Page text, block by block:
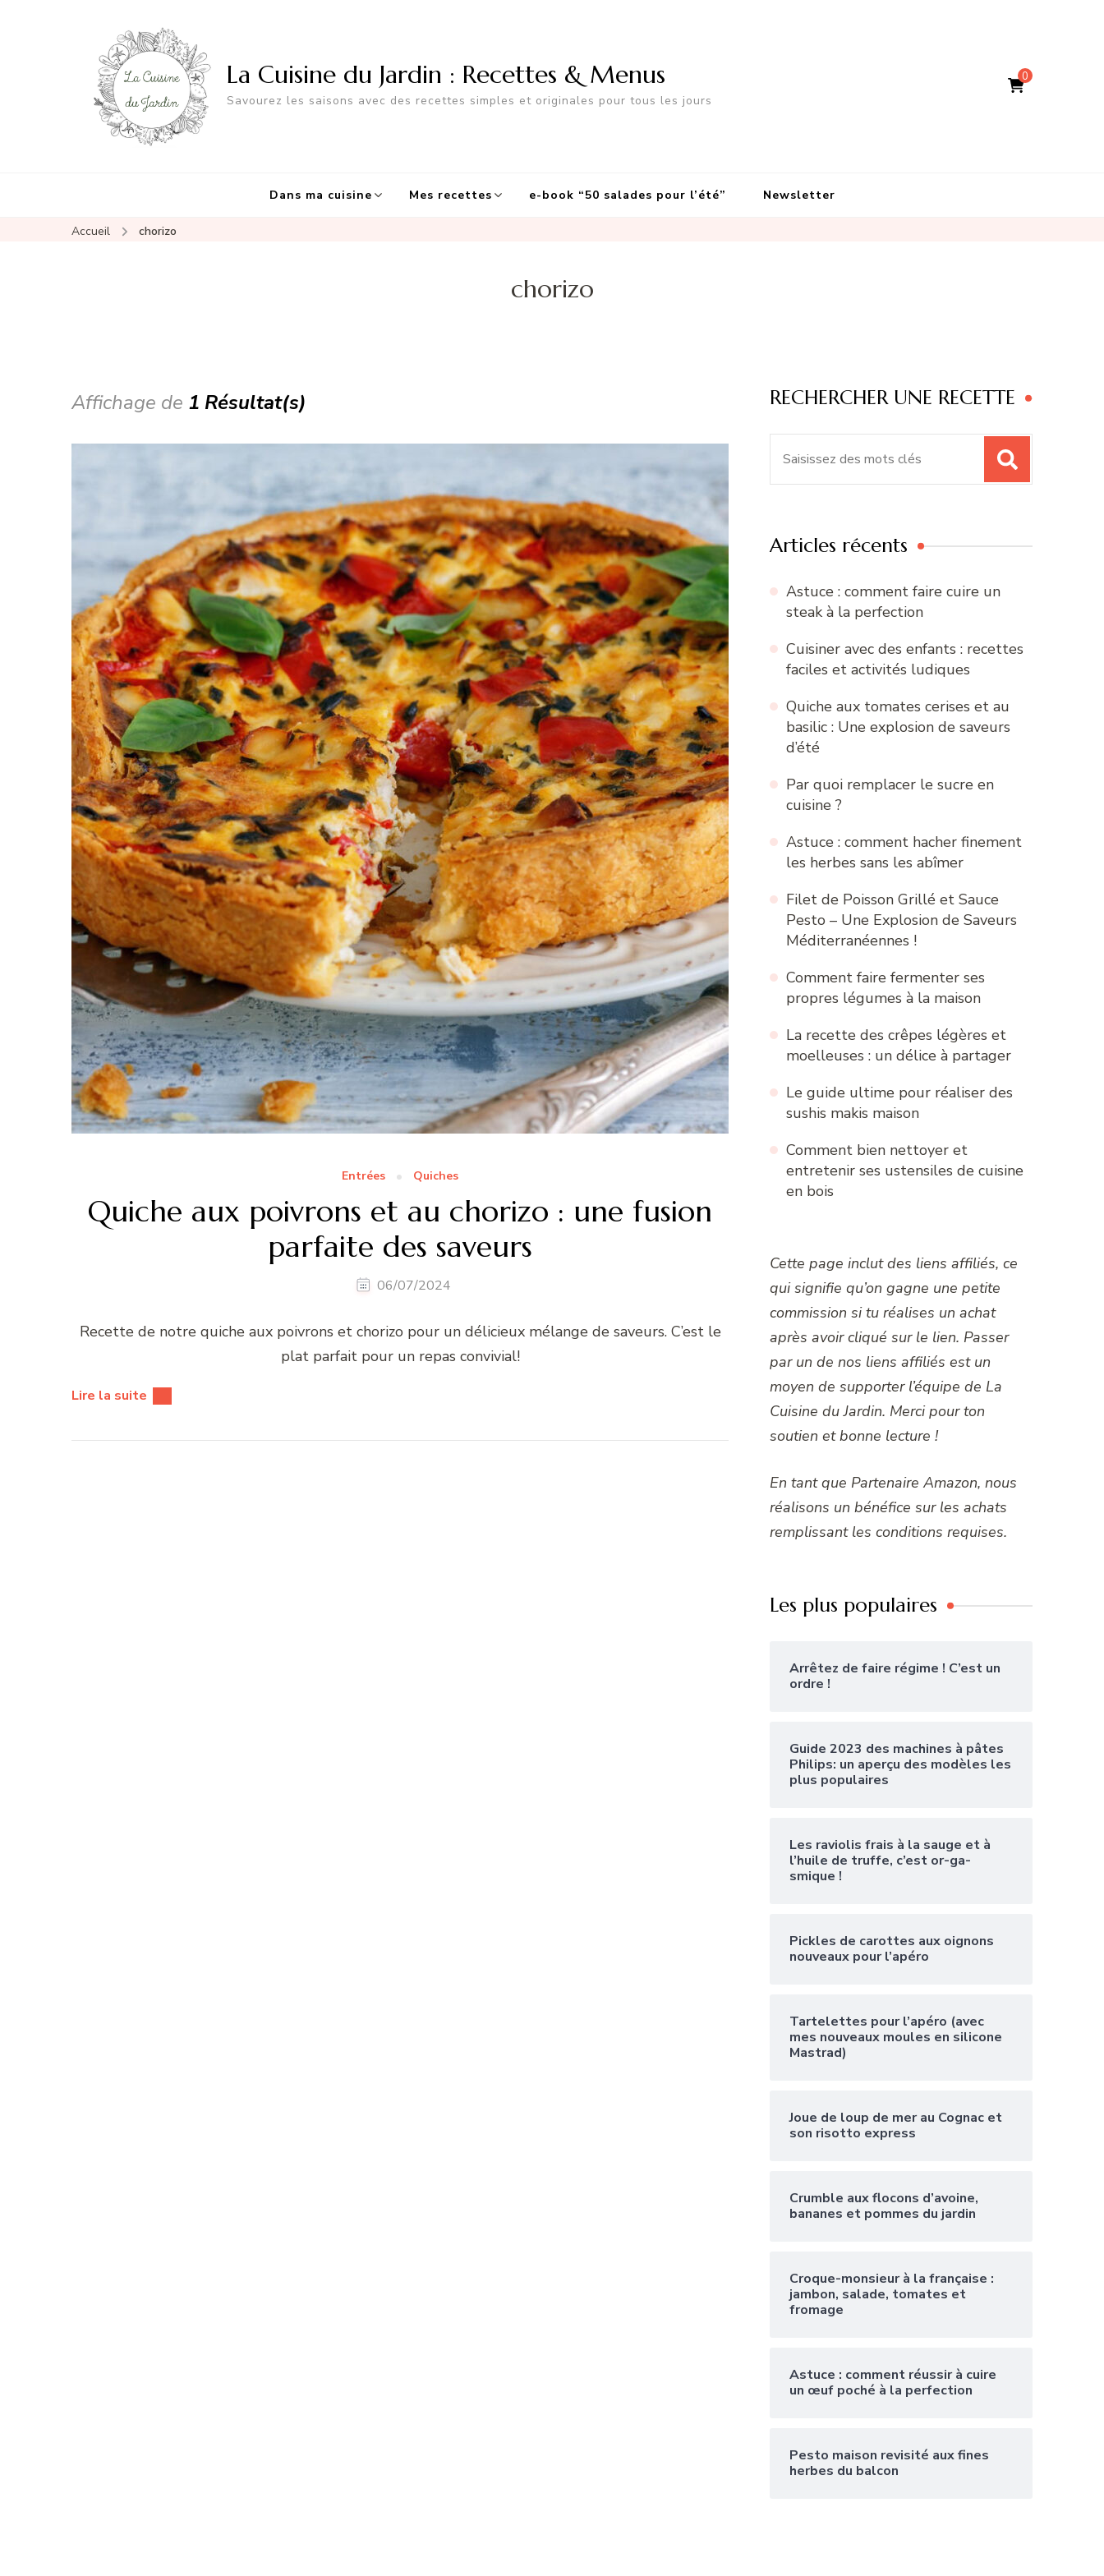
0
La Cuisine du Jardin : Recettes & Menus
Savourez les saisons avec des recettes simples et originales pour tous les jours
Dans ma cuisine Mes recettes e-book “50 salades pour l’été” Newsletter
Accueil chorizo
chorizo
Affichage de 1 Résultat(s)
Entrées Quiches
Quiche aux poivrons et au chorizo : une fusion
parfaite des saveurs
06/07/2024
Recette de notre quiche aux poivrons et chorizo pour un délicieux mélange de saveurs. C’est le
plat parfait pour un repas convivial!
Lire la suite
RECHERCHER UNE RECETTE
Articles récents
Astuce : comment faire cuire un
steak à la perfection
Cuisiner avec des enfants : recettes
faciles et activités ludiques
Quiche aux tomates cerises et au
basilic : Une explosion de saveurs
d’été
Par quoi remplacer le sucre en
cuisine ?
Astuce : comment hacher finement
les herbes sans les abîmer
Filet de Poisson Grillé et Sauce
Pesto – Une Explosion de Saveurs
Méditerranéennes !
Comment faire fermenter ses
propres légumes à la maison
La recette des crêpes légères et
moelleuses : un délice à partager
Le guide ultime pour réaliser des
sushis makis maison
Comment bien nettoyer et
entretenir ses ustensiles de cuisine
en bois
Cette page inclut des liens affiliés, ce
qui signifie qu’on gagne une petite
commission si tu réalises un achat
après avoir cliqué sur le lien. Passer
par un de nos liens affiliés est un
moyen de supporter l’équipe de La
Cuisine du Jardin. Merci pour ton
soutien et bonne lecture !
En tant que Partenaire Amazon, nous
réalisons un bénéfice sur les achats
remplissant les conditions requises.
Les plus populaires
Arrêtez de faire régime ! C’est un
ordre !
Guide 2023 des machines à pâtes
Philips: un aperçu des modèles les
plus populaires
Les raviolis frais à la sauge et à
l’huile de truffe, c’est or-ga-
smique !
Pickles de carottes aux oignons
nouveaux pour l’apéro
Tartelettes pour l’apéro (avec
mes nouveaux moules en silicone
Mastrad)
Joue de loup de mer au Cognac et
son risotto express
Crumble aux flocons d’avoine,
bananes et pommes du jardin
Croque-monsieur à la française :
jambon, salade, tomates et
fromage
Astuce : comment réussir à cuire
un œuf poché à la perfection
Pesto maison revisité aux fines
herbes du balcon